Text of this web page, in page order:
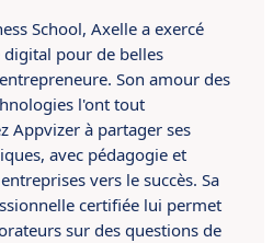
School, Axelle a exercé
pour de belles
Son amour des
l'ont tout
Appvizer à partager ses
avec pédagogie et
vers le succès. Sa
certifiée lui permet
sur des questions de